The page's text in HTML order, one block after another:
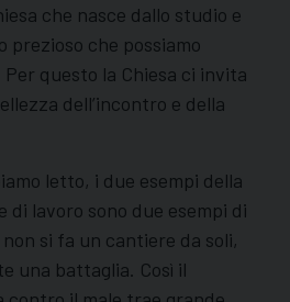
che nasce dallo studio e
prezioso che possiamo
questo la Chiesa ci invita
dell’incontro e della
letto, i due esempi della
di lavoro sono due esempi di
si fa un cantiere da soli,
una battaglia. Così il